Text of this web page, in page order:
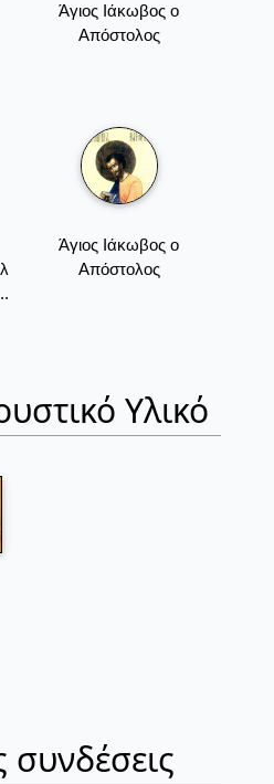
Άγιος Ιάκωβος ο
Απόστολος
Άγιος Ιάκωβος ο
Απόστολος
Υλικό
συνδέσεις